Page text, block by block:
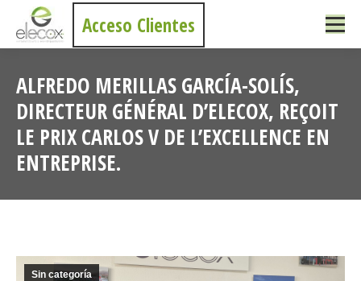
Acceso Clientes
ALFREDO MERILLAS GARCÍA-SOLÍS,
DIRECTEUR GÉNÉRAL D’ELECOX, REÇOIT
LE PRIX CARLOS V DE L’EXCELLENCE EN
ENTREPRISE.
Sin categoría